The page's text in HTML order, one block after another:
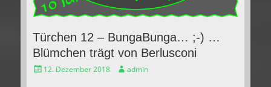
Türchen 12 – BungaBunga… ;-) …
Blümchen trägt von Berlusconi
Gepostet
12. Dezember 2018 Autoradmin